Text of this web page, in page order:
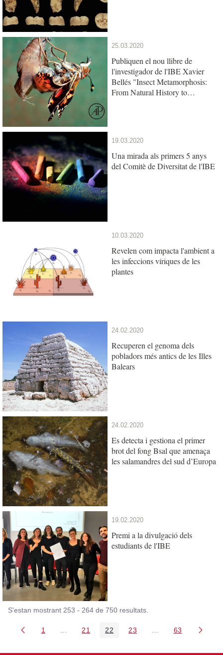
25.03.2020
Publiquen el nou llibre de
l'investigador de l'IBE Xavier
Bellés "Insect Metamorphosis:
From Natural History to
19.03.2020
Una mirada als primers 5 anys
del Comitè de Diversitat de l'IBE
10.03.2020
Revelen com impacta l'ambient a
les infeccions víriques de les
plantes
24.02.2020
Recuperen el genoma dels
pobladors més antics de les Illes
Balears
24.02.2020
Es detecta i gestiona el primer
brot del fong Bsal que amenaça
les salamandres del sud d’Europa
19.02.2020
Premi a la divulgació dels
estudiants de l'IBE
S'estan mostrant 253 - 264 de 750 resultats.
Pàgina
1 Pàgines intermèdies Utilitzeu TAB per navegar.
Pàgina
21 Pàgina
22 Pàgina
23 PàginesPàgina
63